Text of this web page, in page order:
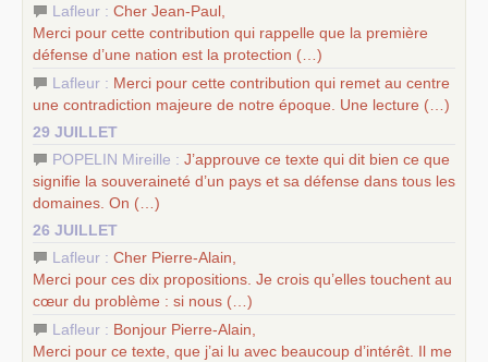
Lafleur : Cher Jean-Paul,
Merci pour cette contribution qui rappelle que la première
défense d’une nation est la protection (…)
Lafleur : Merci pour cette contribution qui remet au centre
une contradiction majeure de notre époque. Une lecture (…)
29 JUILLET
POPELIN Mireille : J’approuve ce texte qui dit bien ce que
signifie la souveraineté d’un pays et sa défense dans tous les
domaines. On (…)
26 JUILLET
Lafleur : Cher Pierre-Alain,
Merci pour ces dix propositions. Je crois qu’elles touchent au
cœur du problème : si nous (…)
Lafleur : Bonjour Pierre-Alain,
Merci pour ce texte, que j’ai lu avec beaucoup d’intérêt. Il me